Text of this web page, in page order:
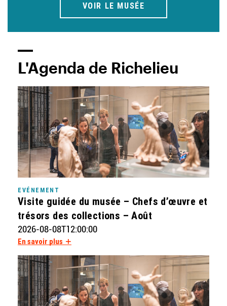
VOIR LE MUSÉE
Titre
strate
agenda
L'Agenda de Richelieu
EVÉNEMENT
Visite guidée du musée – Chefs d’œuvre et
trésors des collections – Août
2026-08-08T12:00:00
En savoir plus